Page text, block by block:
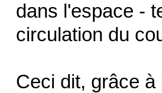
dans l'espace -
circulation du
Ceci dit, grâce